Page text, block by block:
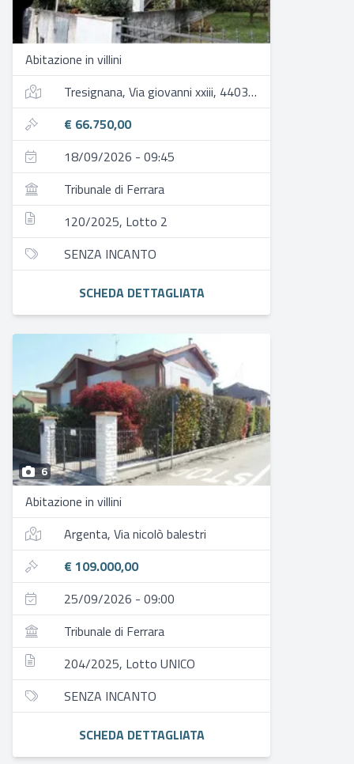
Abitazione in villini
Tresignana, Via giovanni xxiii, 44039 tresigallo fe, italia
€ 66.750,00
18/09/2026 - 09:45
Tribunale di Ferrara
120/2025, Lotto 2
SENZA INCANTO
SCHEDA DETTAGLIATA
6
Abitazione in villini
Argenta, Via nicolò balestri
€ 109.000,00
25/09/2026 - 09:00
Tribunale di Ferrara
204/2025, Lotto UNICO
SENZA INCANTO
SCHEDA DETTAGLIATA